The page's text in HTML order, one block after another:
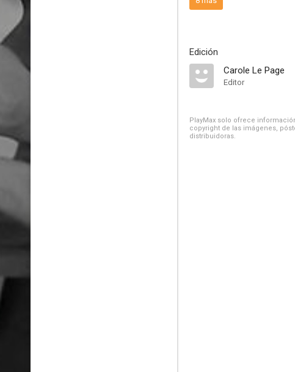
Edición
Carole Le Page
Editor
PlayMax solo ofrece
copyright de las imágenes,
distribuidoras.